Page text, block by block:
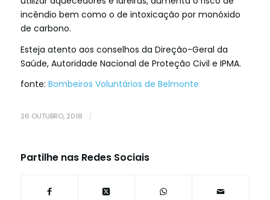
incêndio bem como o de intoxicação por monóxido
de carbono.
Esteja atento aos conselhos da Direção-Geral da
Saúde, Autoridade Nacional de Proteção Civil e IPMA.
fonte: Bombeiros Voluntários de Belmonte
26 OUTUBRO, 2018 /
Partilhe nas Redes Sociais